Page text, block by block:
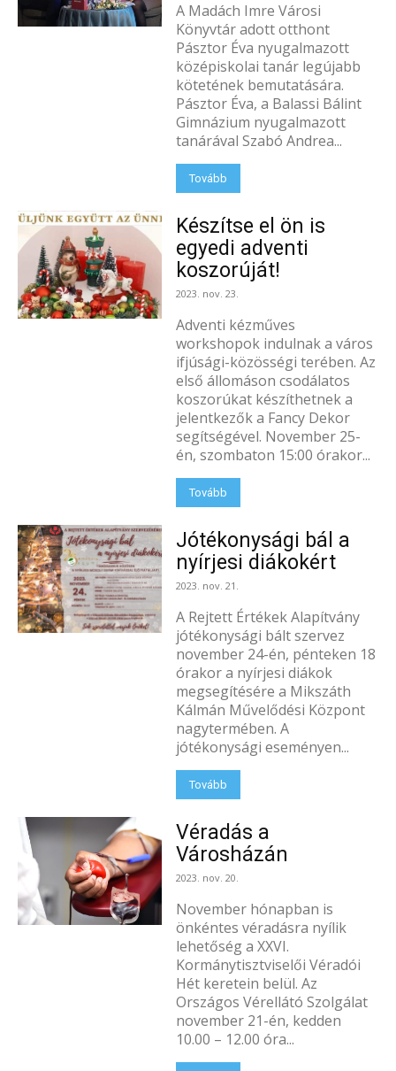
A Madách Imre Városi
Könyvtár adott otthont
Pásztor Éva nyugalmazott
középiskolai tanár legújabb
kötetének bemutatására.
Pásztor Éva, a Balassi Bálint
Gimnázium nyugalmazott
tanárával Szabó Andrea...
Tovább
Készítse el ön is
egyedi adventi
koszorúját!
2023. nov. 23.
Adventi kézműves
workshopok indulnak a város
ifjúsági-közösségi terében. Az
első állomáson csodálatos
koszorúkat készíthetnek a
jelentkezők a Fancy Dekor
segítségével. November 25-
én, szombaton 15:00 órakor...
Tovább
Jótékonysági bál a
nyírjesi diákokért
2023. nov. 21.
A Rejtett Értékek Alapítvány
jótékonysági bált szervez
november 24-én, pénteken 18
órakor a nyírjesi diákok
megsegítésére a Mikszáth
Kálmán Művelődési Központ
nagytermében. A
jótékonysági eseményen...
Tovább
Véradás a
Városházán
2023. nov. 20.
November hónapban is
önkéntes véradásra nyílik
lehetőség a XXVI.
Kormánytisztviselői Véradói
Hét keretein belül. Az
Országos Vérellátó Szolgálat
november 21-én, kedden
10.00 – 12.00 óra...